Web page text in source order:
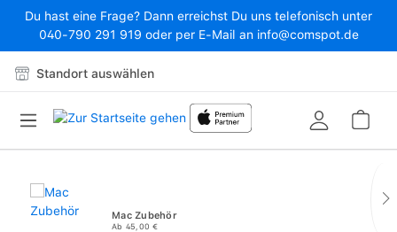
Zum Hauptinhalt springen
Du hast eine Frage? Dann erreichst Du uns telefonisch unter
040-790 291 919 oder per E-Mail an info@comspot.de
Standort auswählen
Mac Zubehör
Ab 45,00 €